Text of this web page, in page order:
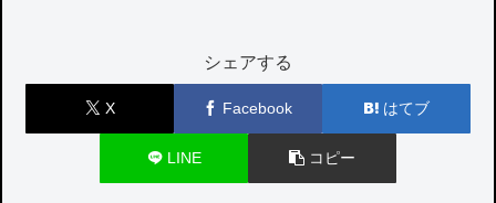
シェアする
X Facebook はてブ
LINE コピー